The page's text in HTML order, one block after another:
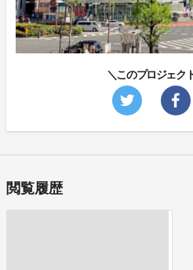
＼このプロジェク
閲覧履歴